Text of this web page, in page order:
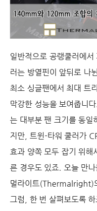
일반적으로 공랭쿨러에
러는 방열핀이 앞뒤로 나
최소 싱글팬에서 최대 트
막강한 성능을 보여줍니
는 대부분 팬 크기를 동일
지만, 트윈-타워 쿨러가
효과 양쪽 모두 잡기 위해
른 경우도 있죠. 오늘 만
멀라이트(Thermalright)
그럼, 한 번 살펴보도록 하